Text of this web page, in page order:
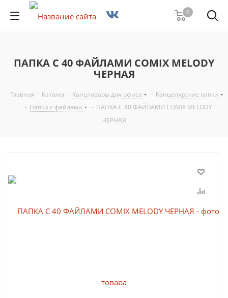
0
ПАПКА С 40 ФАЙЛАМИ COMIX MELODY
ЧЕРНАЯ
Главная - Каталог - Канцтовары для офиса - Канцелярские папки
- Папки с файлами - ПАПКА С 40 ФАЙЛАМИ COMIX MELODY
ЧЕРНАЯ